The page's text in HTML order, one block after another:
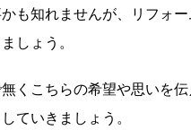
も知れませんが、リフォ
しょう。
くこちらの希望や思いを
ていきましょう。